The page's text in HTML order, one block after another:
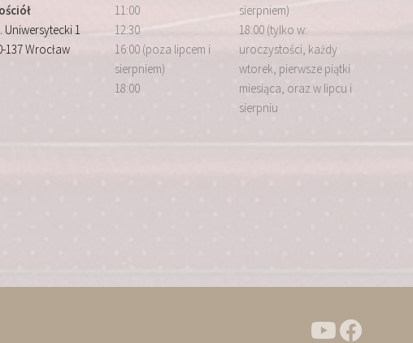
Uniwersytecki 1
137 Wrocław
11:00
12:30
16:00 (poza lipcem i
sierpniem)
18:00
sierpniem)
18:00 (tylko w:
uroczystości, każdy
wtorek, pierwsze piątki
miesiąca, oraz w lipcu i
sierpniu